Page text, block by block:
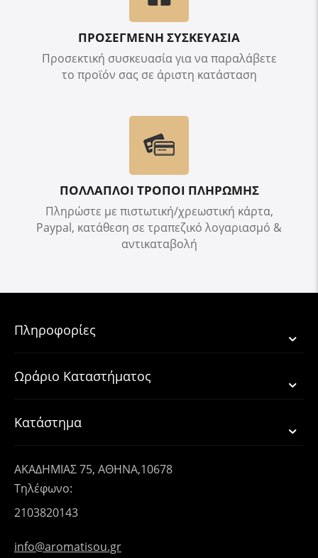
ΠΡΟΣΕΓΜΕΝΗ ΣΥΣΚΕΥΑΣΙΑ
Προσεκτική συσκευασία για να παραλάβετε
το προϊόν σας σε άριστη κατάσταση
ΠΟΛΛΑΠΛΟΙ ΤΡΟΠΟΙ ΠΛΗΡΩΜΗΣ
Πληρώστε με πιστωτική/χρεωστική κάρτα,
Paypal, κατάθεση σε τραπεζικό λογαριασμό &
αντικαταβολή
Πληροφορίες
Ωράριο Καταστήματος
Κατάστημα
ΑΚΑΔΗΜΙΑΣ 75, ΑΘΗΝΑ,10678
Τηλέφωνο:
2103820143
info@aromatisou.gr